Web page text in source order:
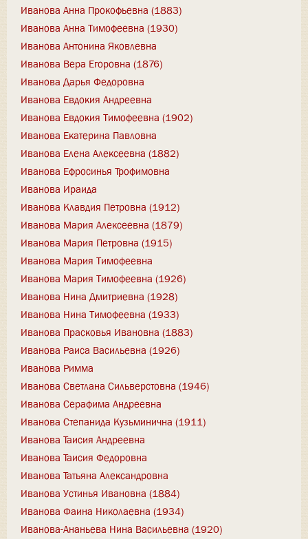
Иванова Анна Прокофьевна (1883)
Иванова Анна Тимофеевна (1930)
Иванова Антонина Яковлевна
Иванова Вера Егоровна (1876)
Иванова Дарья Федоровна
Иванова Евдокия Андреевна
Иванова Евдокия Тимофеевна (1902)
Иванова Екатерина Павловна
Иванова Елена Алексеевна (1882)
Иванова Ефросинья Трофимовна
Иванова Ираида
Иванова Клавдия Петровна (1912)
Иванова Мария Алексеевна (1879)
Иванова Мария Петровна (1915)
Иванова Мария Тимофеевна
Иванова Мария Тимофеевна (1926)
Иванова Нина Дмитриевна (1928)
Иванова Нина Тимофеевна (1933)
Иванова Прасковья Ивановна (1883)
Иванова Раиса Васильевна (1926)
Иванова Римма
Иванова Светлана Сильверстовна (1946)
Иванова Серафима Андреевна
Иванова Степанида Кузьминична (1911)
Иванова Таисия Андреевна
Иванова Таисия Федоровна
Иванова Татьяна Александровна
Иванова Устинья Ивановна (1884)
Иванова Фаина Николаевна (1934)
Иванова-Ананьева Нина Васильевна (1920)